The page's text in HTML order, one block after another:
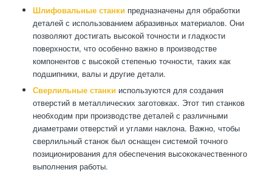
Шлифовальные станки предназначены для обработки
деталей с использованием абразивных материалов. Они
позволяют достигать высокой точности и гладкости
поверхности, что особенно важно в производстве
компонентов с высокой степенью точности, таких как
подшипники, валы и другие детали.
Сверлильные станки используются для создания
отверстий в металлических заготовках. Этот тип станков
необходим при производстве деталей с различными
диаметрами отверстий и углами наклона. Важно, чтобы
сверлильный станок был оснащен системой точного
позиционирования для обеспечения высококачественного
выполнения работы.